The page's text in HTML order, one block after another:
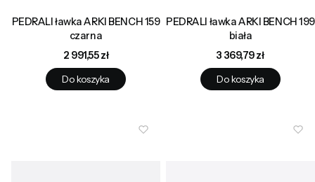
PEDRALI ławka ARKI BENCH 159
czarna
Cena
2 991,55 zł
Do koszyka
PEDRALI ławka ARKI BENCH 199
biała
Cena
3 369,79 zł
Do koszyka